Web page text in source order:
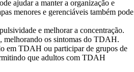
ajudar a manter a organização e
menores e gerenciáveis também pode
e melhorar a concentração.
melhorando os sintomas do TDAH.
em TDAH ou participar de grupos de
que adultos com TDAH